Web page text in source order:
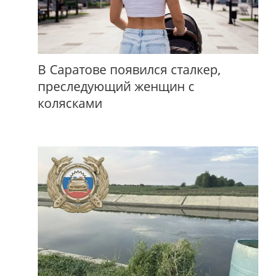
В Саратове появился сталкер,
преследующий женщин с
колясками